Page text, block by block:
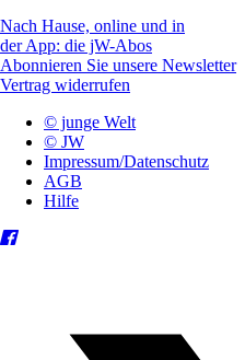
Nach Hause, online und in
der App: die jW-Abos
Abonnieren Sie unsere Newsletter
Vertrag widerrufen
© junge Welt
© JW
Impressum/Datenschutz
AGB
Hilfe